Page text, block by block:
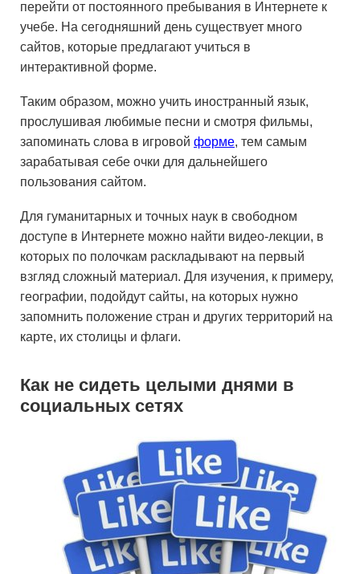
перейти от постоянного пребывания в Интернете к
учебе. На сегодняшний день существует много
сайтов, которые предлагают учиться в
интерактивной форме.
Таким образом, можно учить иностранный язык,
прослушивая любимые песни и смотря фильмы,
запоминать слова в игровой форме, тем самым
зарабатывая себе очки для дальнейшего
пользования сайтом.
Для гуманитарных и точных наук в свободном
доступе в Интернете можно найти видео-лекции, в
которых по полочкам раскладывают на первый
взгляд сложный материал. Для изучения, к примеру,
географии, подойдут сайты, на которых нужно
запомнить положение стран и других территорий на
карте, их столицы и флаги.
Как не сидеть целыми днями в
социальных сетях